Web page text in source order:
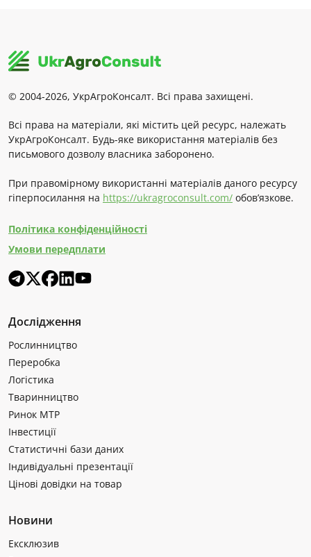
© 2004-2026, УкрАгроКонсалт. Всі права захищені.
Всі права на матеріали, які містить цей ресурс, належать
УкрАгроКонсалт. Будь-яке використання матеріалів без
письмового дозволу власника заборонено.
При правомірному використанні матеріалів даного ресурсу
гіперпосилання на https://ukragroconsult.com/ обов’язкове.
Політика конфіденційності
Умови передплати
Дослідження
Рослинництво
Переробка
Логістика
Тваринництво
Ринок МТР
Інвестиції
Статистичні бази даних
Індивідуальні презентації
Цінові довідки на товар
Новини
Ексклюзив